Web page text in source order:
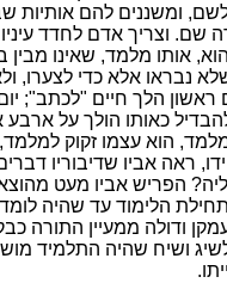
ומשננים להם אותיות
שם. וצריך אדם לחדד
אותו מלמד, שאינו מבין
נבראו אלא כדי לצערו,
הלך חיים "לכתב";
כאותו הולך על ארבע
הוא עצמו זקוק
ראה אביו שדיבוריו
הפריש אביו מעט
הלימוד עד שהיה לומד
ודולה ממעיין התורה
ושיח שהיה התלמיד